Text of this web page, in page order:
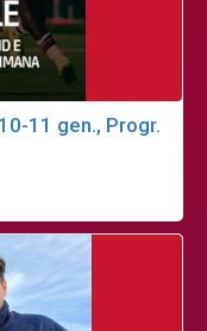
11 gen., Progr.